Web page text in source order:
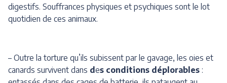
digestifs. Souffrances physiques et psychiques sont le lot
quotidien de ces animaux.
– Outre la torture qu’ils subissent par le gavage, les oies et
canards survivent dans des conditions déplorables :